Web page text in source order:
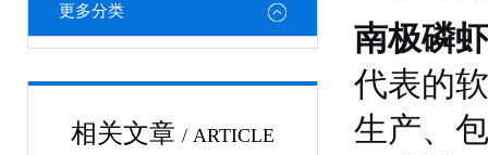
更多分类
相关文章 / ARTICLE
南极磷
代表的
生产、